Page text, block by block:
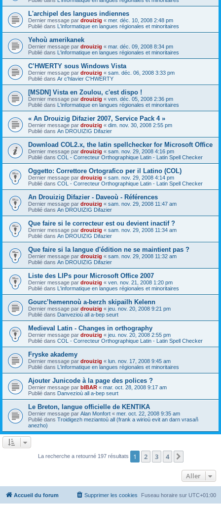
L'archipel des langues indiennes
Dernier message par drouizig « mer. déc. 10, 2008 2:48 pm
Publié dans L'informatique en langues régionales et minoritaires
Yehoù amerikanek
Dernier message par drouizig « mar. déc. 09, 2008 8:34 pm
Publié dans L'informatique en langues régionales et minoritaires
C’HWERTY sous Windows Vista
Dernier message par drouizig « sam. déc. 06, 2008 3:33 pm
Publié dans Ar c'hlavier C'HWERTY
[MSDN] Vista en Zoulou, c'est dispo !
Dernier message par drouizig « ven. déc. 05, 2008 2:36 pm
Publié dans L'informatique en langues régionales et minoritaires
« An Drouizig Difazier 2007, Service Pack 4 »
Dernier message par drouizig « dim. nov. 30, 2008 2:55 pm
Publié dans An DROUIZIG Difazier
Download COL2.x, the latin spellchecker for Microsoft Office
Dernier message par drouizig « sam. nov. 29, 2008 4:16 pm
Publié dans COL - Correcteur Orthographique Latin - Latin Spell Checker
Oggetto: Correttore Ortografico per il Latino (COL)
Dernier message par drouizig « sam. nov. 29, 2008 4:14 pm
Publié dans COL - Correcteur Orthographique Latin - Latin Spell Checker
An Drouizig Difazier - Daveoù - Références
Dernier message par drouizig « sam. nov. 29, 2008 11:47 am
Publié dans An DROUIZIG Difazier
Que faire si le correcteur est ou devient inactif ?
Dernier message par drouizig « sam. nov. 29, 2008 11:34 am
Publié dans An DROUIZIG Difazier
Que faire si la langue d'édition ne se maintient pas ?
Dernier message par drouizig « sam. nov. 29, 2008 11:32 am
Publié dans An DROUIZIG Difazier
Liste des LIPs pour Microsoft Office 2007
Dernier message par drouizig « ven. nov. 21, 2008 1:20 pm
Publié dans L'informatique en langues régionales et minoritaires
Gourc’hemennoù a-berzh skipailh Kelenn
Dernier message par drouizig « jeu. nov. 20, 2008 9:21 pm
Publié dans Danvezioù all a-bep seurt
Medieval Latin - Changes in orthography
Dernier message par drouizig « jeu. nov. 20, 2008 2:55 pm
Publié dans COL - Correcteur Orthographique Latin - Latin Spell Checker
Fryske akademy
Dernier message par drouizig « lun. nov. 17, 2008 9:45 am
Publié dans L'informatique en langues régionales et minoritaires
Ajouter Junicode à la page des polices ?
Dernier message par bIBAR « mar. oct. 28, 2008 9:17 am
Publié dans Danvezioù all a-bep seurt
Le Breton, langue officielle de KENTIKA
Dernier message par Alan Monfort « mer. oct. 22, 2008 9:35 am
Publié dans Troidigezh meziantoù all (frank a wirioù evit an darn vrasañ
anezho)
La recherche a retourné 197 résultats 1 2 3 4
Aller
Accueil du forum Fuseau horaire sur UTC+01:00
Supprimer les cookies